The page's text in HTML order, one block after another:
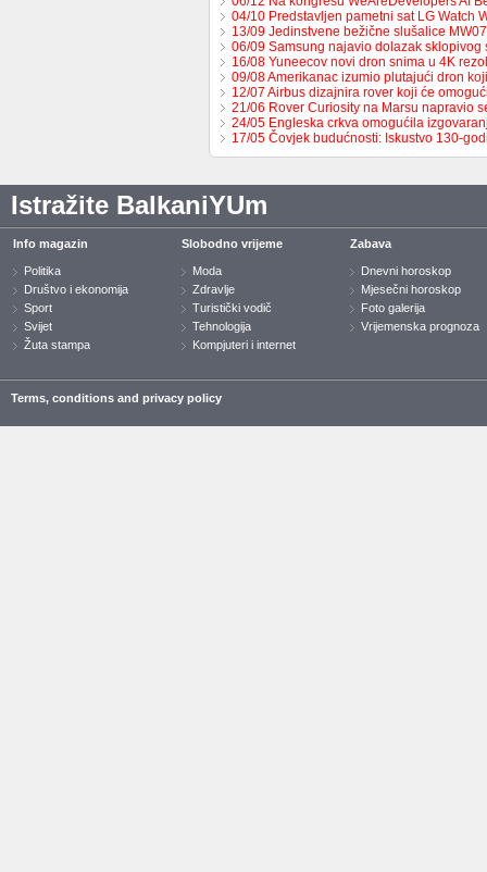
04/10 Predstavljen pametni sat LG Watch
13/09 Jedinstvene bežične slušalice
06/09 Samsung najavio dolazak sklopivog
16/08 Yuneecov novi dron snima u 4K
09/08 Amerikanac izumio plutajući dron
12/07 Airbus dizajnira rover koji će
21/06 Rover Curiosity na Marsu napravio
24/05 Engleska crkva omogućila
17/05 Čovjek budućnosti: Iskustvo 130-
Istražite BalkaniYUm
Info magazin
Politika
Društvo i ekonomija
Sport
Svijet
Žuta stampa
Slobodno vrijeme
Moda
Zdravlje
Turistički vodič
Tehnologija
Kompjuteri i internet
Zabava
Dnevni horoskop
Mjesečni horoskop
Foto galerija
Vrijemenska prognoza
Terms, conditions and privacy policy